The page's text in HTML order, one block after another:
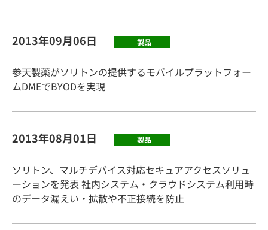
2013年09月06日 製品
参天製薬がソリトンの提供するモバイルプラットフォー
ムDMEでBYODを実現
2013年08月01日 製品
ソリトン、マルチデバイス対応セキュアアクセスソリュ
ーションを発表 社内システム・クラウドシステム利用時
のデータ漏えい・拡散や不正接続を防止